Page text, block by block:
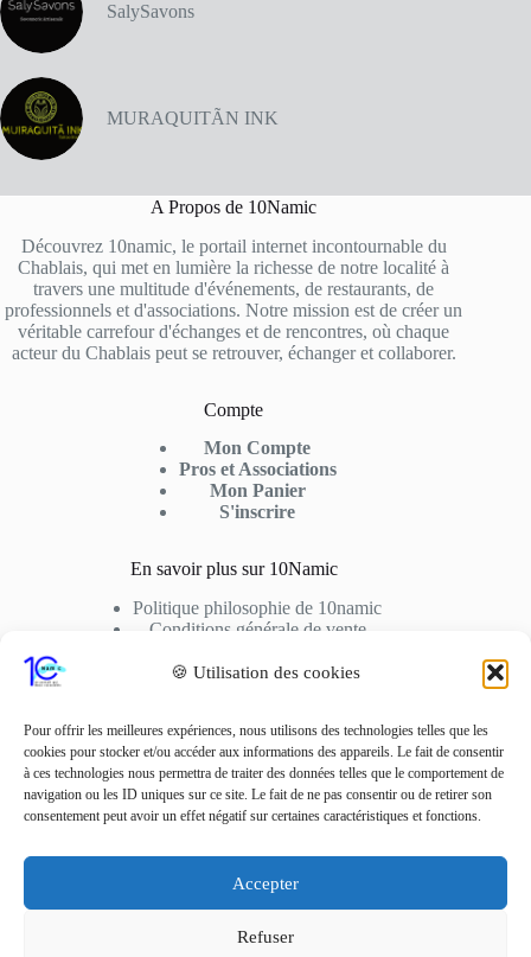
🍪 Utilisation des cookies
Pour offrir les meilleures expériences, nous utilisons des technologies telles que les
cookies pour stocker et/ou accéder aux informations des appareils. Le fait de consentir
à ces technologies nous permettra de traiter des données telles que le comportement de
navigation ou les ID uniques sur ce site. Le fait de ne pas consentir ou de retirer son
consentement peut avoir un effet négatif sur certaines caractéristiques et fonctions.
Accepter
Refuser
SalySavons
MURAQUITÃN INK
A Propos de 10Namic
Découvrez 10namic, le portail internet incontournable du
Chablais, qui met en lumière la richesse de notre localité à
travers une multitude d'événements, de restaurants, de
professionnels et d'associations. Notre mission est de créer un
véritable carrefour d'échanges et de rencontres, où chaque
acteur du Chablais peut se retrouver, échanger et collaborer.
Compte
Mon Compte
Pros et Associations
Mon Panier
S'inscrire
En savoir plus sur 10Namic
Politique philosophie de 10namic
Conditions générale de vente
Cookies
Nous Contactez
Adresse: 10fusio – 74500 PUBLIER
Contact: +33 6 01 62 51 02
contact10fusio@gmail.com
Réseaux sociaux